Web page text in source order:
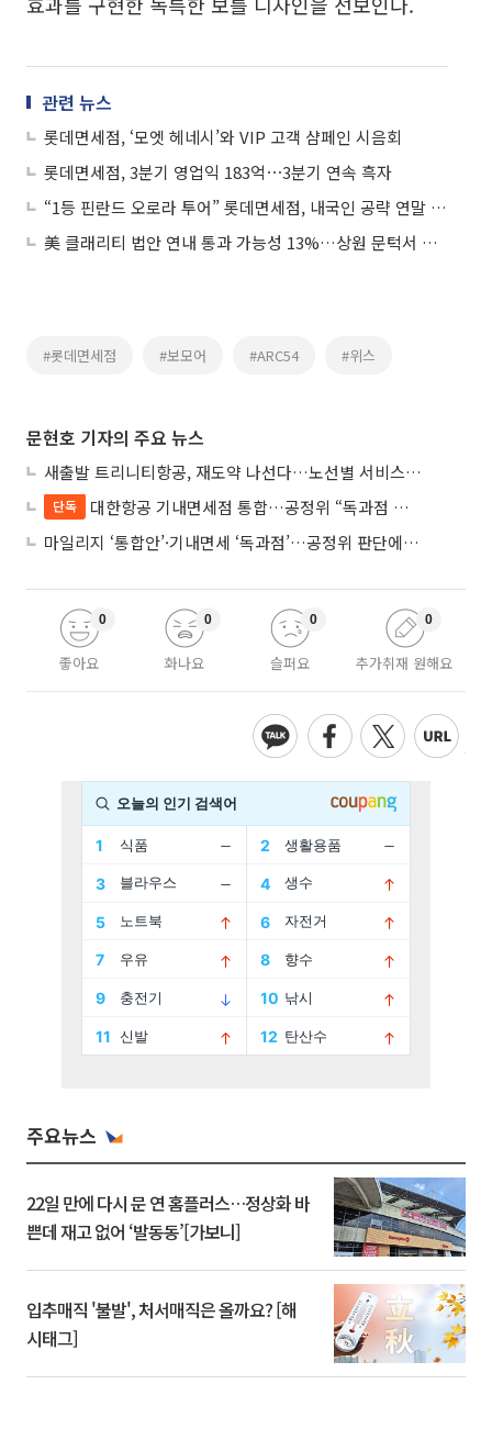
관련 뉴스
롯데면세점, ‘모엣 헤네시’와 VIP 고객 샴페인 시음회
롯데면세점, 3분기 영업익 183억⋯3분기 연속 흑자
“1등 핀란드 오로라 투어” 롯데면세점, 내국인 공략 연말 행사 개최
美 클래리티 법안 연내 통과 가능성 13%…상원 문턱서 제동
#롯데면세점 #보모어 #ARC54 #위스
문현호 기자의 주요 뉴스
새출발 트리니티항공, 재도약 나선다…노선별 서비스 차별화
단독
대한항공 기내면세점 통합…공정위 “독과점 여부 따진다”
마일리지 ‘통합안’·기내면세 ‘독과점’…공정위 판단에 쏠린 눈
좋아요
0
화나요
0
슬퍼요
0
추가취재 원해요
0
주요뉴스
22일 만에 다시 문 연 홈플러스…정상화 바
쁜데 재고 없어 ‘발동동’[가보니]
입추매직 '불발', 처서매직은 올까요? [해
시태그]